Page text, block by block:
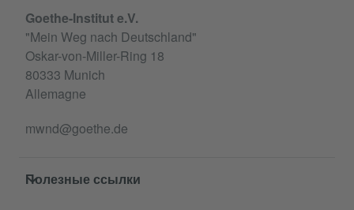
Goethe-Institut e.V.
"Mein Weg nach Deutschland"
Oskar-von-Miller-Ring 18
80333 Munich
Allemagne
mwnd@goethe.de
Полезные ссылки